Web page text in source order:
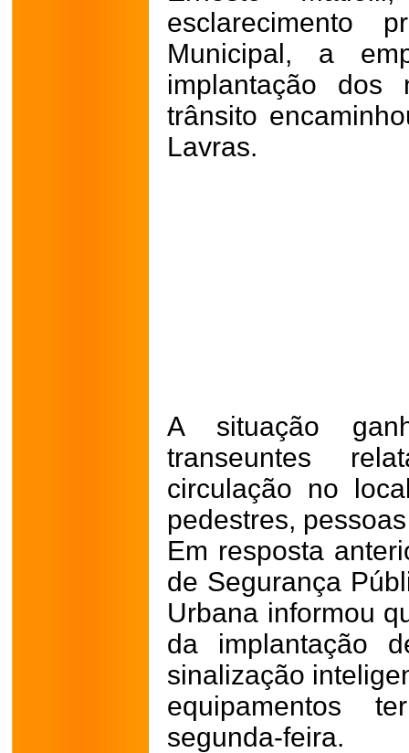
esclarecimento
Municipal, a
implantação dos
trânsito
Lavras.
A situação
transeuntes
circulação no
pedestres,
Em resposta
de Segurança
Urbana informou
da implantação
sinalização
equipamentos
segunda-feira.